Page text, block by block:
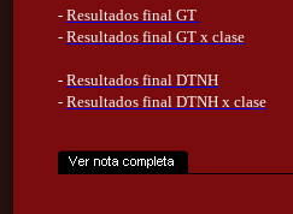
- Resultados final GT
- Resultados final GT x clase
- Resultados final DTNH
- Resultados final DTNH x clase